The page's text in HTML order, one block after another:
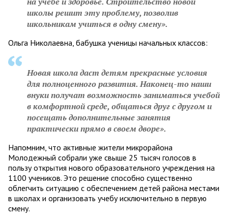
школы решит эту проблему, позволив
школьникам учиться в одну смену».
Ольга Николаевна, бабушка ученицы начальных классов:
Новая школа даст детям прекрасные условия
для полноценного развития. Наконец-то наши
внуки получат возможность заниматься учебой
в комфортной среде, общаться друг с другом и
посещать дополнительные занятия
практически прямо в своем дворе».
Напомним, что активные жители микрорайона
Молодежный собрали уже свыше 25 тысяч голосов в
пользу открытия нового образовательного учреждения на
1100 учеников. Это решение способно существенно
облегчить ситуацию с обеспечением детей района местами
в школах и организовать учебу исключительно в первую
смену.